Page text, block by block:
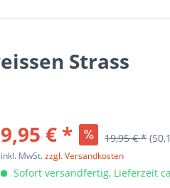
Strass
9,95 € *
19,95 € *
inkl. MwSt.zzgl. Versandkosten
Sofort versandfertig, Lieferzeit